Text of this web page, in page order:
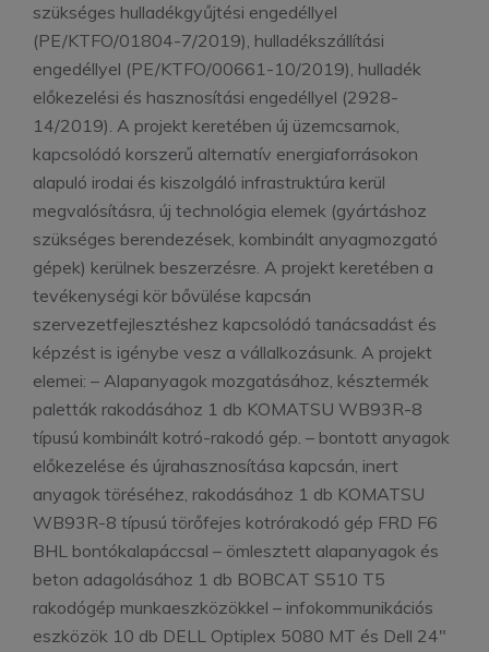
szükséges hulladékgyűjtési engedéllyel
(PE/KTFO/01804-7/2019), hulladékszállítási
engedéllyel (PE/KTFO/00661-10/2019), hulladék
előkezelési és hasznosítási engedéllyel (2928-
14/2019). A projekt keretében új üzemcsarnok,
kapcsolódó korszerű alternatív energiaforrásokon
alapuló irodai és kiszolgáló infrastruktúra kerül
megvalósításra, új technológia elemek (gyártáshoz
szükséges berendezések, kombinált anyagmozgató
gépek) kerülnek beszerzésre. A projekt keretében a
tevékenységi kör bővülése kapcsán
szervezetfejlesztéshez kapcsolódó tanácsadást és
képzést is igénybe vesz a vállalkozásunk. A projekt
elemei: – Alapanyagok mozgatásához, késztermék
paletták rakodásához 1 db KOMATSU WB93R-8
típusú kombinált kotró-rakodó gép. – bontott anyagok
előkezelése és újrahasznosítása kapcsán, inert
anyagok töréséhez, rakodásához 1 db KOMATSU
WB93R-8 típusú törőfejes kotrórakodó gép FRD F6
BHL bontókalapáccsal – ömlesztett alapanyagok és
beton adagolásához 1 db BOBCAT S510 T5
rakodógép munkaeszközökkel – infokommunikációs
eszközök 10 db DELL Optiplex 5080 MT és Dell 24″